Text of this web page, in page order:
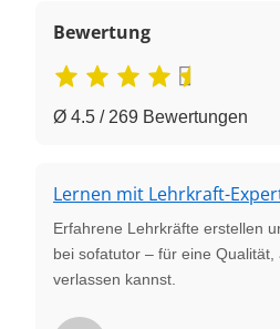
Bewertung
Ø 4.5 / 269 Bewertungen
Lernen mit Lehrkraft-
Erfahrene Lehrkräfte erstellen
bei sofatutor – für eine Qualität,
verlassen kannst.